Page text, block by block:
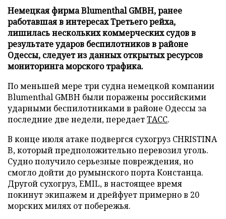
Немецкая фирма Blumenthal GMBH, ранее
работавшая в интересах Третьего рейха,
лишилась нескольких коммерческих судов в
результате ударов беспилотников в районе
Одессы, следует из данных открытых ресурсов
мониторинга морского трафика.
По меньшей мере три судна немецкой компании
Blumenthal GMBH были поражены российскими
ударными беспилотниками в районе Одессы за
последние две недели, передаетТАСС.
В конце июля атаке подвергся сухогруз CHRISTINA
B, который предположительно перевозил уголь.
Судно получило серьезные повреждения, но
смогло дойти до румынского порта Констанца.
Другой сухогруз, EMIL, в настоящее время
покинут экипажем и дрейфует примерно в 20
морских милях от побережья.